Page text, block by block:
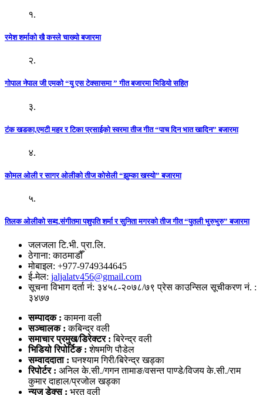
१.
रमेश शर्माको खै कस्ले चाख्यो बजारमा
२.
गोपाल नेपाल जी एमको “यु एस टेक्सासमा ” गीत बजारमा भिडियो सहित
३.
टंक खडका,एमटी महर र टिका प्रसाईको स्वरमा तीज गीत “पाच दिन भात खादिन” बजारमा
४.
कोमल ओली र सागर ओलीको तीज कोसेली “झुम्का खस्यो” बजारमा
५.
तिलक ओलीको सब्द,संगीतमा पशुपति शर्मा र सुनिता मगरको तीज गीत “पुतली भुरुभुरु” बजारमा
जलजला टि.भी. प्रा.लि.
ठेगाना: काठमाडौँ
मोबाइल: +977-9749344645
ई-मेल: jaljalatv456@gmail.com
सूचना विभाग दर्ता नं: ३४५८-२०७८/७९ प्रेस काउन्सिल सूचीकरण नं. :
३४७७
सम्पादक :कामना वली
सञ्‍चालक : कबिन्द्र वली
समाचार प्रमुख/डिरेक्टर :बिरेन्द्र वली
भिडियो रिपोर्टिङ : शेषमणि पौडेल
सम्वाददाता :घनश्याम गिरी/बिरेन्द्र खड्का
रिपोर्टर : अनिल के.सी./गगन तामाङ/वसन्त पाण्डे/विजय के.सी./राम
कुमार दाहाल/प्रजोल खड्का
न्युज डेक्स : भरत वली